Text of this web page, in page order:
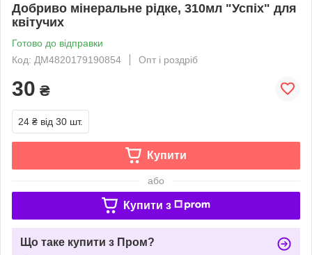
Добриво мінеральне рідке, 310мл "Успіх" для
квітучих
Готово до відправки
Код: ДМ4820179190854
Опт і роздріб
30 ₴
24 ₴ від 30 шт.
Купити
або
Купити з
Що таке купити з Пром?